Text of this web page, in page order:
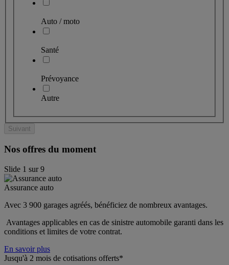
Auto / moto
Santé
Prévoyance
Autre
Suivant
Nos offres du moment
Slide 1 sur9
Assurance auto
Avec 3 900 garages agréés, bénéficiez de nombreux avantages.
Avantages applicables en cas de sinistre automobile garanti dans les
conditions et limites de votre contrat.
En savoir plus
Jusqu'à 2 mois de cotisations offerts*